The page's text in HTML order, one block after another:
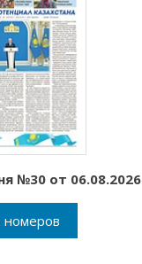
№30 от 06.08.2026
номеров